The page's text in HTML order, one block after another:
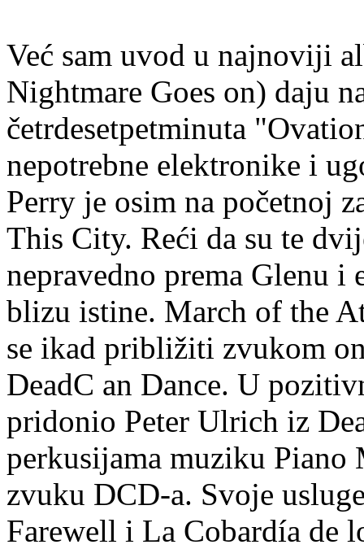
Već sam uvod u najnoviji
Nightmare Goes on) daju
četrdesetpetminuta
nepotrebne elektronike i
Perry je osim na početnoj
This City. Reći da su te
nepravedno prema Glenu
blizu istine. March of the
se ikad približiti zvukom
DeadC an Dance. U
pridonio Peter Ulrich iz
perkusijama muziku
zvuku DCD-a. Svoje
Farewell i La Cobardía de